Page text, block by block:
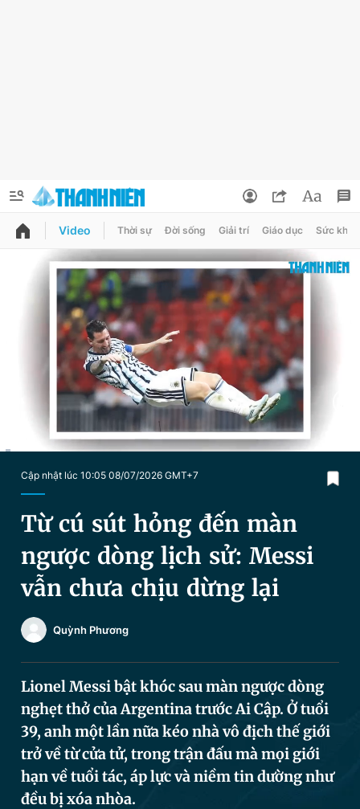
QUẢNG CÁO
Chuyên mục
Chuyên mục khác
Chào ngày mới Tin 24h
Video Magazine
Sản phẩm khác
Bạn cần biết
Đọc Thanh Niên trên điện thoại
Thông tin tài khoản
Đổi mật khẩu
Tin đã lưu
Tin đã xem
Đăng xuất
Video Thời sự Đời sống Giải trí Giáo dục Sức khỏe
Cập nhật lúc 10:05 08/07/2026 GMT+7
Từ cú sút hỏng đến màn
ngược dòng lịch sử: Messi
vẫn chưa chịu dừng lại
Quỳnh Phương
Lionel Messi bật khóc sau màn ngược dòng
nghẹt thở của Argentina trước Ai Cập. Ở tuổi
39, anh một lần nữa kéo nhà vô địch thế giới
trở về từ cửa tử, trong trận đấu mà mọi giới
hạn về tuổi tác, áp lực và niềm tin dường như
đều bị xóa nhòa.